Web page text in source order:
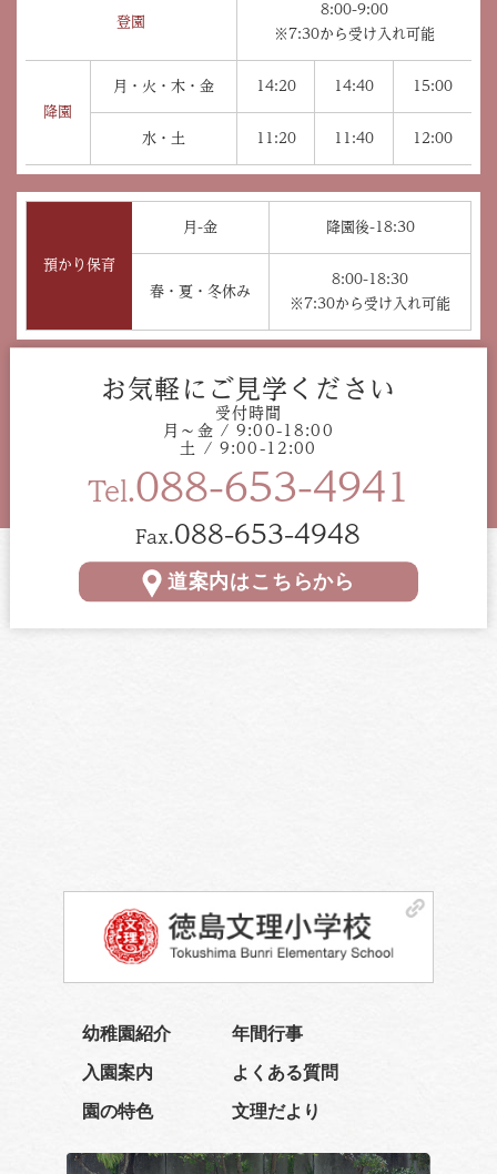
登園
8:00-9:00
※7:30から受け入れ可能
降園
月・火・木・金 14:20 14:40 15:00
水・土 11:20 11:40 12:00
預かり保育
月-金 降園後-18:30
春・夏・冬休み
8:00-18:30
※7:30から受け入れ可能
お気軽にご見学ください
受付時間
月〜金 / 9:00-18:00
土 / 9:00-12:00
Tel.088-653-4941
Fax.088-653-4948
道案内はこちらから
幼稚園紹介 年間行事
入園案内 よくある質問
園の特色 文理だより